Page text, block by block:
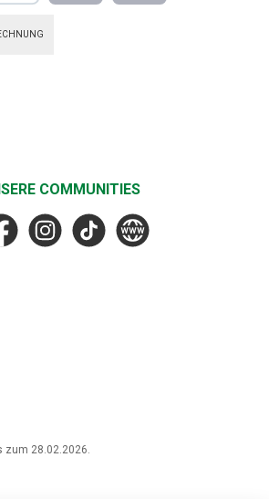
COMMUNITIES
InstagramTikTok MF Faske
28.02.2026.